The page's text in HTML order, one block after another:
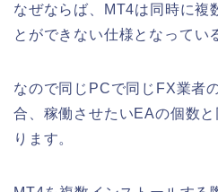
なぜならば、MT4は同時に複
とができない仕様となってい
なので同じPCで同じFX業者
合、稼働させたいEAの個数
ります。